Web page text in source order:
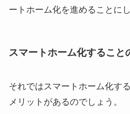
ートホーム化を進めることにし
スマートホーム化すること
それではスマートホーム化す
メリットがあるのでしょう。